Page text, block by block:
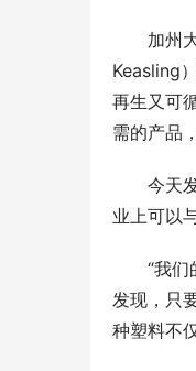
加州
Keasling
再生又可
需的产品
今天
业上可以
“我
发现，只
种塑料不